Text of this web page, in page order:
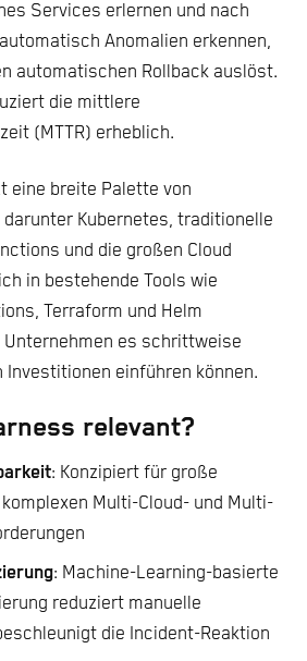
Services erlernen und nach
Anomalien erkennen,
automatischen Rollback auslöst.
die mittlere
(MTTR) erheblich.
eine breite Palette von
Kubernetes, traditionelle
und die großen Cloud
in bestehende Tools wie
Terraform und Helm
es schrittweise
Investitionen einführen können.
relevant?
: Konzipiert für große
Multi-Cloud- und Multi-
: Machine-Learning-basierte
reduziert manuelle
die Incident-Reaktion